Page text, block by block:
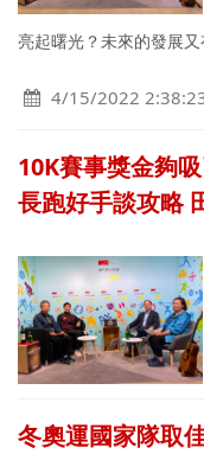
亮起曙光？未來的發展
4/15/2022
10K賽事獎金夠
長跑好手談攻略
冬奧運國家隊取